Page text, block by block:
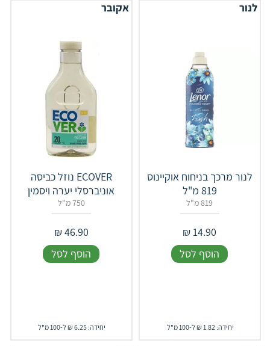
לנור
לנור מרכך בניחוח אוקיינוס
819 מ"ל
819 מ"ל
14.90
₪
הוסף לסל
יחידה: 1.82 ₪ ל-100 מ"ל
‎אקובר
ECOVER נוזל כביסה
אוניברסלי יערה ויסמין
750 מ"ל
46.90
₪
הוסף לסל
יחידה: 6.25 ₪ ל-100 מ"ל